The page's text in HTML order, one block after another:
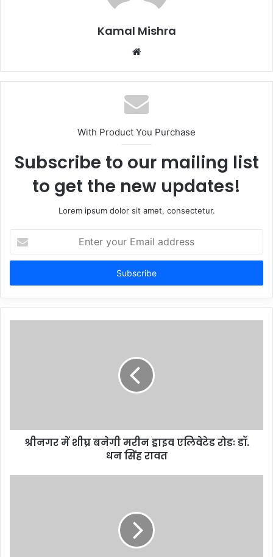
Kamal Mishra
Website
With Product You Purchase
Subscribe to our mailing list
to get the new updates!
Lorem ipsum dolor sit amet, consectetur.
your
Email
श्रीनगर में शीघ्र बनेगी मरीन ड्राइव एलिवेटेड रोडः डॉ.
धन सिंह रावत